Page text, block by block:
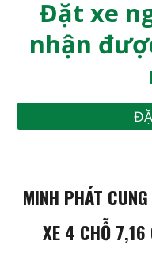
Đặt xe
nhận
MINH PHÁT
XE 4 CHỖ 7,16